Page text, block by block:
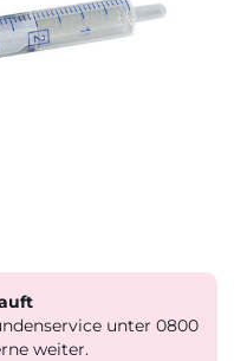
unter 0800
weiter.